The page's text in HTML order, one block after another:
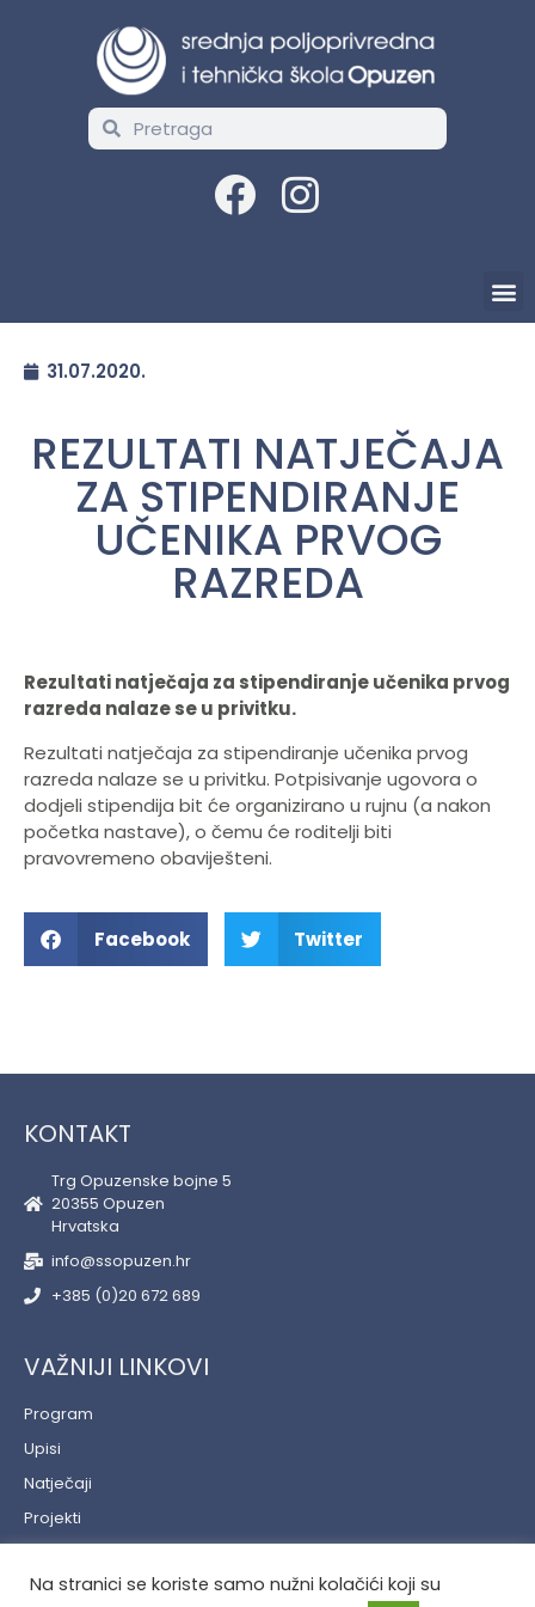
31.07.2020.
REZULTATI NATJEČAJA
ZA STIPENDIRANJE
UČENIKA PRVOG
RAZREDA
Rezultati natječaja za stipendiranje učenika prvog
razreda nalaze se u privitku.
Rezultati natječaja za stipendiranje učenika prvog
razreda nalaze se u privitku. Potpisivanje ugovora o
dodjeli stipendija bit će organizirano u rujnu (a nakon
početka nastave), o čemu će roditelji biti
pravovremeno obaviješteni.
Facebook Twitter
KONTAKT
Trg Opuzenske bojne 5
20355 Opuzen
Hrvatska
info@ssopuzen.hr
+385 (0)20 672 689
VAŽNIJI LINKOVI
Program
Upisi
Natječaji
Projekti
Politika privatnosti
Na stranici se koriste samo nužni kolačići koji su